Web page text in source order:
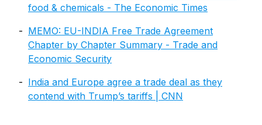
food & chemicals - The Economic Times
MEMO: EU-INDIA Free Trade Agreement
Chapter by Chapter Summary - Trade and
Economic Security
India and Europe agree a trade deal as they
contend with Trump’s tariffs | CNN